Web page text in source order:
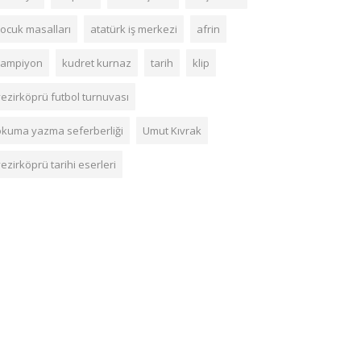
masalları atatürk iş merkezi afrin
kudret kurnaz tarih klip
futbol turnuvası
yazma seferberliği Umut Kıvrak
tarihi eserleri